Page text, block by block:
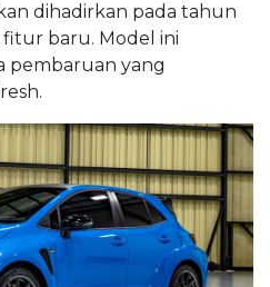
dihadirkan pada tahun
baru. Model ini
pembaruan yang